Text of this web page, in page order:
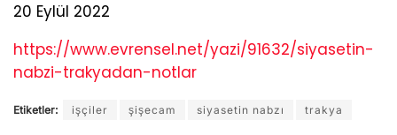
20 Eylül 2022
https://www.evrensel.net/yazi/91632/siyasetin-
nabzi-trakyadan-notlar
Etiketler: işçiler şişecam siyasetin nabzı trakya